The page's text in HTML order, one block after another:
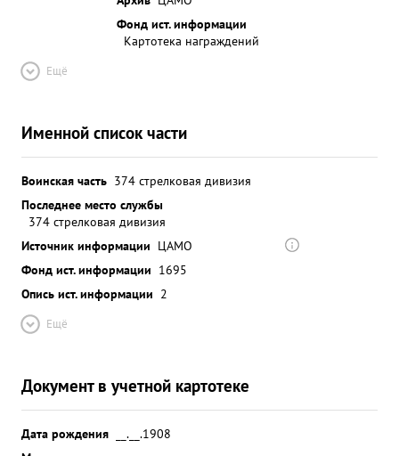
Фонд ист. информации
Картотека награждений
Ещё
Именной список части
Воинская часть 374 стрелковая дивизия
Последнее место службы
374 стрелковая дивизия
Источник информации ЦАМО
Фонд ист. информации 1695
Опись ист. информации 2
Ещё
Документ в учетной картотеке
Дата рождения
__.__.1908